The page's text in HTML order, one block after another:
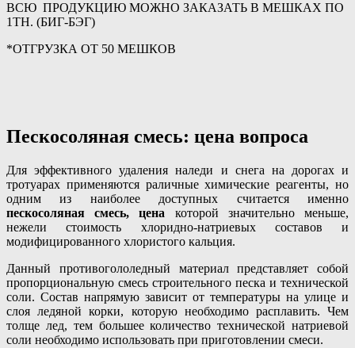
ВСЮ ПРОДУКЦИЮ МОЖНО ЗАКАЗАТЬ В МЕШКАХ ПО
1ТН. (БИГ-БЭГ)
*ОТГРУЗКА ОТ 50 МЕШКОВ
Пескосоляная смесь: цена вопроса
Для эффективного удаления наледи и снега на дорогах и
тротуарах применяются раличные химические реагенты, но
одним из наиболее доступных считается именно
пескосоляная смесь, цена которой значительно меньше,
нежели стоимость хлоридно-натриевых составов и
модифицированного хлористого кальция.
Данный противогололедный материал представляет собой
пропорциональную смесь строительного песка и технической
соли. Состав напрямую зависит от температуры на улице и
слоя ледяной корки, которую необходимо расплавить. Чем
толще лед, тем большее количество технической натриевой
соли необходимо использовать при приготовлении смеси.